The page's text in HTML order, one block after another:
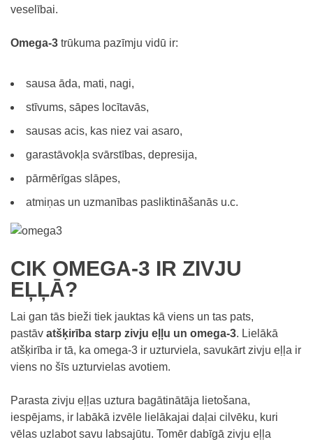
veselībai.
Omega-3 trūkuma pazīmju vidū ir:
sausa āda, mati, nagi,
stīvums, sāpes locītavās,
sausas acis, kas niez vai asaro,
garastāvokļa svārstības, depresija,
pārmērīgas slāpes,
atmiņas un uzmanības pasliktināšanās u.c.
CIK OMEGA-3 IR ZIVJU
EĻĻĀ?
Lai gan tās bieži tiek jauktas kā viens un tas pats,
pastāv atšķirība starp zivju eļļu un omega-3. Lielākā
atšķirība ir tā, ka omega-3 ir uzturviela, savukārt zivju eļļa ir
viens no šīs uzturvielas avotiem.
Parasta zivju eļļas uztura bagātinātāja lietošana,
iespējams, ir labākā izvēle lielākajai daļai cilvēku, kuri
vēlas uzlabot savu labsajūtu. Tomēr dabīgā zivju eļļa